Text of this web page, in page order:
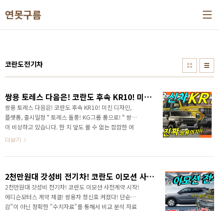
연못구름
코란도전기차
쌍용 토레스 다음은! 코란도 후속 KR10! 미친 디자인,플랫폼,출시일정
쌍용 토레스 다음은! 코란도 후속 KR10! 미친 디자인,
플랫폼, 출시일정 " 토레스 돌풍! KG그룹 품으로! " 쌍용
이 비상하고 있습니다. 한 치 앞도 볼 수 없는 깜깜한 어
둠과 같은 상황에서 기적처럼 출시한 토레스는 사전 계
현대차나 기아의 신차 수준의 돌풍을 일으키고 있습니
기다린다는 KR10은 어떤 모습으로 출시가 될까요?
KR10의 차별적인 디자인과 플랫폼 출시 일정을 알려드
릴게요! 토레스 사전 계약 첫 날 전산이 다운되었다는 말
을 들어보셨을 것 같은데요. 영상으로 가장 먼저 만나보
더보기
2천만원대 갓성비 전기차! 코란도 이모션 사전계약 시작! 에디슨모터스 계약 체결! 쌍용차 청신호 켜졌다!
2천만원대 갓성비 전기차! 코란도 이모션 사전계약 시작!
에디슨모터스 계약 체결! 쌍용차 청신호 켜졌다! 단순
감"이 아닌 정확한 "수치자료"를 통해서 비교 분석 자료